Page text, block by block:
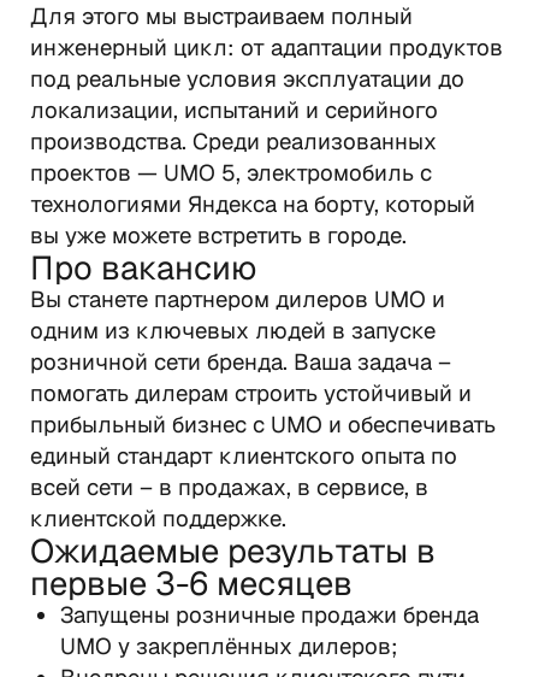
Для этого мы выстраиваем полный
инженерный цикл: от адаптации продуктов
под реальные условия эксплуатации до
локализации, испытаний и серийного
производства. Среди реализованных
проектов — UMO 5, электромобиль с
технологиями Яндекса на борту, который
вы уже можете встретить в городе.
Про вакансию
Вы станете партнером дилеров UMO и
одним из ключевых людей в запуске
розничной сети бренда. Ваша задача –
помогать дилерам строить устойчивый и
прибыльный бизнес с UMO и обеспечивать
единый стандарт клиентского опыта по
всей сети – в продажах, в сервисе, в
клиентской поддержке.
Ожидаемые результаты в
первые 3-6 месяцев
Запущены розничные продажи бренда
UMO у закреплённых дилеров;